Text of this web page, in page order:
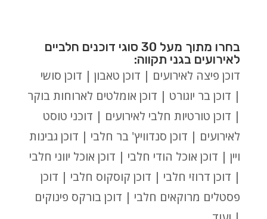
בחרו מתוך מעל 30 סוגי דוכנים חלביים
לאירועים בגני תקווה:
דוכן פיצה לאירועים | דוכן טאבון | דוכן סושי
| דוכן בר יוגורט | דוכן אומלטים לארוחות בוקר
| דוכן טורטיות חלבי לאירועים | דוכני טוסט
לאירועים | דוכן סנדוויץ' בר חלבי | דוכן גבינות
ויין | דוכן אוכל הודי חלבי | דוכן אוכל יווני חלבי
| דוכן דרוזי חלבי | דוכן קוסקוס חלבי | דוכן
פסטלים מרוקאים חלבי | דוכן בורקס פינוקים